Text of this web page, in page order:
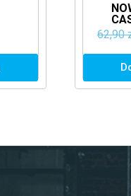
62,90